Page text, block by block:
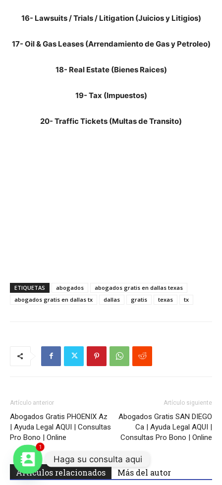
16- Lawsuits / Trials / Litigation (Juicios y Litigios)
17- Oil & Gas Leases (Arrendamiento de Gas y Petroleo)
18- Real Estate (Bienes Raices)
19- Tax (Impuestos)
20- Traffic Tickets (Multas de Transito)
ETIQUETAS abogados
abogados gratis en dallas texas
abogados gratis en dallas tx
dallas gratis texas tx
Artículo anterior
Abogados Gratis PHOENIX Az
| Ayuda Legal AQUI | Consultas
Pro Bono | Online
Artículo siguiente
Abogados Gratis SAN DIEGO
Ca | Ayuda Legal AQUI |
Consultas Pro Bono | Online
Artículos relacionados Más del autor
1
Haga su consulta aqui